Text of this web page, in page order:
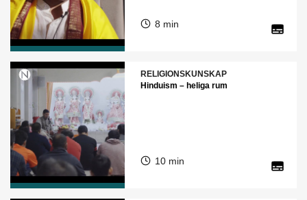
8 min
RELIGIONSKUNSKAP
Hinduism – heliga rum
10 min